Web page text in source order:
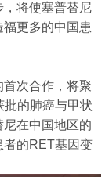
将使塞普替尼
更多的中国患
次合作，将聚
的肺癌与甲状
在中国地区的
者的RET基因变